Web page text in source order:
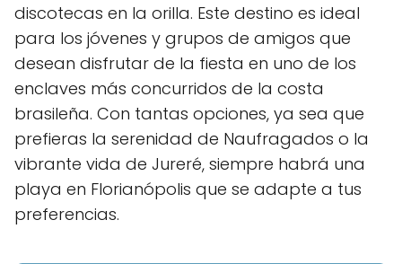
discotecas en la orilla. Este destino es ideal
para los jóvenes y grupos de amigos que
desean ⁢disfrutar de la fiesta en uno de los
enclaves más concurridos de la costa
brasileña. Con tantas opciones, ya sea que
prefieras la‍ serenidad ‌de Naufragados o la
vibrante vida de Jureré, siempre⁣ habrá una
playa en Florianópolis que se adapte a tus
preferencias.